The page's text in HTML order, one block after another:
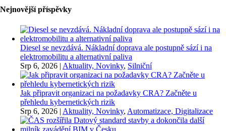
Nejnovější příspěvky
Diesel se nevzdává. Nákladní doprava ale postupně sází i na
elektromobilitu a alternativní paliva
Srp 6, 2026 | Aktuality, Novinky, Silniční
Jak připravit organizaci na požadavky CRA? Začněte u
přehledu kybernetických rizik
Srp 6, 2026 | Aktuality, Novinky, Automatizace, Digitalizace